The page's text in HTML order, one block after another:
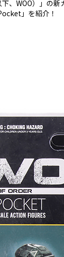
、WOO）」の新
」を紹介！